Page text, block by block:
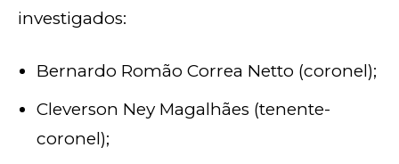
investigados:
Bernardo Romão Correa Netto (coronel);
Cleverson Ney Magalhães (tenente-
coronel);